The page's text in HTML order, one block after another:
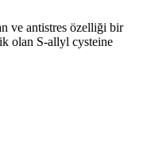
ve antistres özelliği bir
olan S-allyl cysteine